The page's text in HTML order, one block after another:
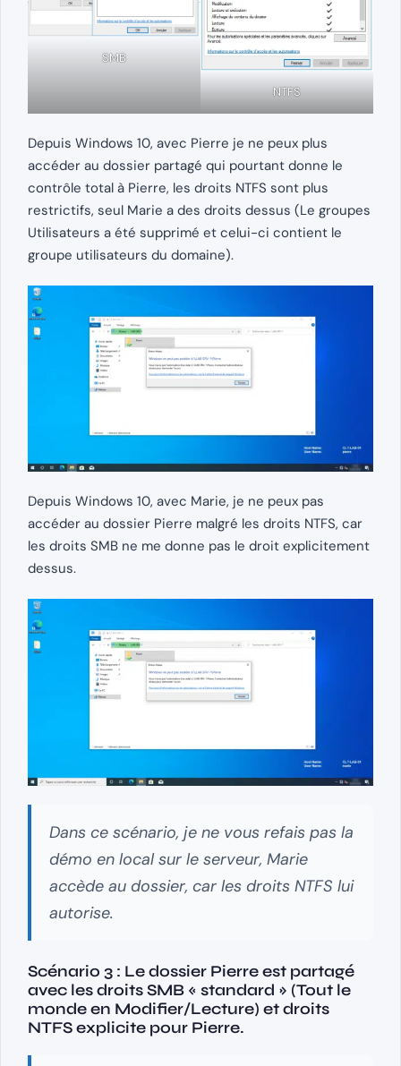
SMB
NTFS
Depuis Windows 10, avec Pierre je ne peux plus
accéder au dossier partagé qui pourtant donne le
contrôle total à Pierre, les droits NTFS sont plus
restrictifs, seul Marie a des droits dessus (Le groupes
Utilisateurs a été supprimé et celui-ci contient le
groupe utilisateurs du domaine).
Depuis Windows 10, avec Marie, je ne peux pas
accéder au dossier Pierre malgré les droits NTFS, car
les droits SMB ne me donne pas le droit explicitement
dessus.
Dans ce scénario, je ne vous refais pas la
démo en local sur le serveur, Marie
accède au dossier, car les droits NTFS lui
autorise.
Scénario 3 : Le dossier Pierre est partagé
avec les droits SMB « standard » (Tout le
monde en Modifier/Lecture) et droits
NTFS explicite pour Pierre.